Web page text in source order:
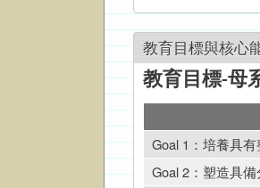
教育目標與核心
教育目標-母
Goal 1：培養具
Goal 2：塑造具